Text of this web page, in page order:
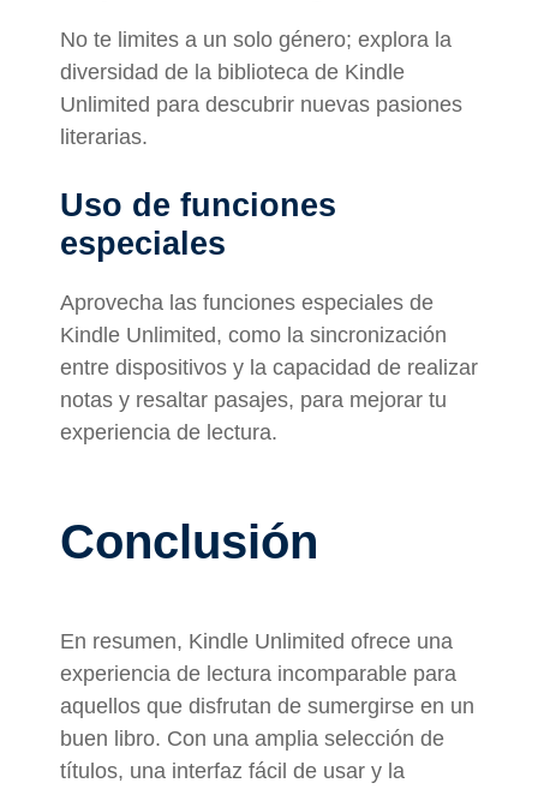
No te limites a un solo género; explora la
diversidad de la biblioteca de Kindle
Unlimited para descubrir nuevas pasiones
literarias.
Uso de funciones
especiales
Aprovecha las funciones especiales de
Kindle Unlimited, como la sincronización
entre dispositivos y la capacidad de realizar
notas y resaltar pasajes, para mejorar tu
experiencia de lectura.
Conclusión
En resumen, Kindle Unlimited ofrece una
experiencia de lectura incomparable para
aquellos que disfrutan de sumergirse en un
buen libro. Con una amplia selección de
títulos, una interfaz fácil de usar y la